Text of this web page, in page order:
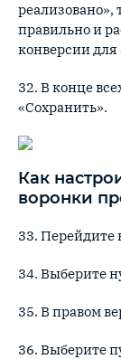
реализовано»,
правильно и
конверсии для
32. В конце
«Сохранить».
Как
воронки
33. Перейдите
34. Выберите
35. В правом
36. Выберите